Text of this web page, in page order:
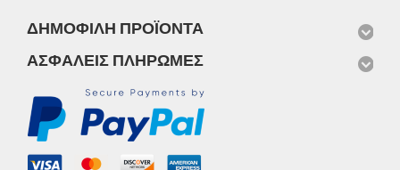
ΔΗΜΟΦΙΛΉ ΠΡΟΪΌΝΤΑ
ΑΣΦΑΛΕΊΣ ΠΛΗΡΩΜΈΣ